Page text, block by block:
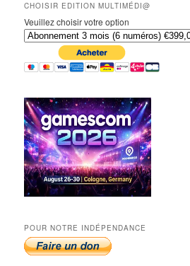
CHOISIR EDITION MULTIMÉDI@
Veuillez choisir votre option
POUR NOTRE INDÉPENDANCE